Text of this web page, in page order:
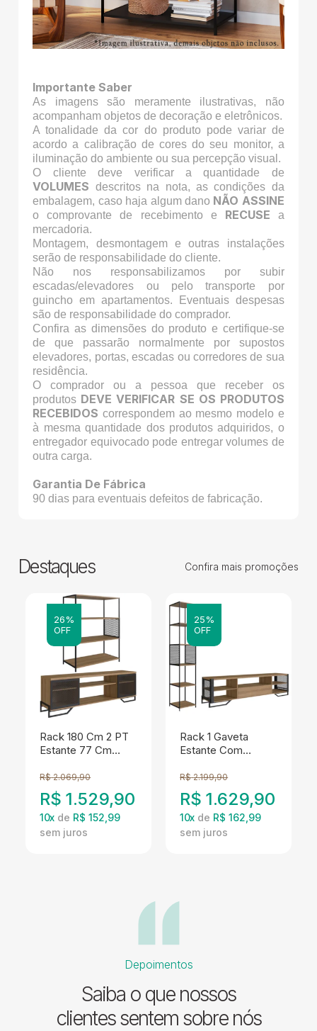
Importante Saber
As imagens são meramente ilustrativas, não
acompanham objetos de decoração e eletrônicos.
A tonalidade da cor do produto pode variar de
acordo a calibração de cores do seu monitor, a
iluminação do ambiente ou sua percepção visual.
O cliente deve verificar a quantidade de
VOLUMES descritos na nota, as condições da
embalagem, caso haja algum dano NÃO ASSINE
o comprovante de recebimento e RECUSE a
mercadoria.
Montagem, desmontagem e outras instalações
serão de responsabilidade do cliente.
Não nos responsabilizamos por subir
escadas/elevadores ou pelo transporte por
guincho em apartamentos. Eventuais despesas
são de responsabilidade do comprador.
Confira as dimensões do produto e certifique-se
de que passarão normalmente por supostos
elevadores, portas, escadas ou corredores de sua
residência.
O comprador ou a pessoa que receber os
produtos DEVE VERIFICAR SE OS PRODUTOS
RECEBIDOS correspondem ao mesmo modelo e
à mesma quantidade dos produtos adquiridos, o
entregador equivocado pode entregar volumes de
outra carga.
Garantia De Fábrica
90 dias para eventuais defeitos de fabricação.
Destaques Confira mais promoções
26%
OFF
Rack 180 Cm 2 PT
Estante 77 Cm
Mell Preto PP
R$ 2.069,90
R$ 1.529,90
10x de R$ 152,99
25%
OFF
Rack 1 Gaveta
Estante Com
17X23 Mell Preto
PP
R$ 2.199,90
R$ 1.629,90
10x de R$ 162,99
Depoimentos
Saiba o que nossos
clientes sentem sobre nós